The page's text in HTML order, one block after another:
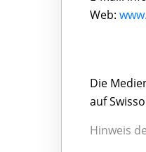
Web:
Die
auf
Hinweis